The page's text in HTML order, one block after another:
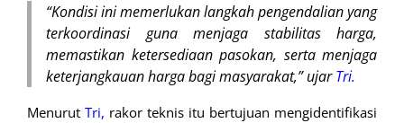
“Kondisi ini memerlukan langkah pengendalian yang
terkoordinasi guna menjaga stabilitas harga,
memastikan ketersediaan pasokan, serta menjaga
keterjangkauan harga bagi masyarakat,” ujarTri.
Menurut Tri, rakor teknis itu bertujuan mengidentifikasi